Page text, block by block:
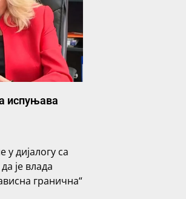
испуњава
дијалогу са
је влада
гранична“